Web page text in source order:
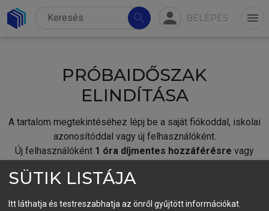
search person BELÉPÉS menu
PRÓBAIDŐSZAK
ELINDÍTÁSA
A tartalom megtekintéséhez lépj be a saját fiókoddal, iskolai
azonosítóddal vagy új felhasználóként.
Új felhasználóként 1 óra díjmentes hozzáférésre vagy
fiókoddal,vagy hozz létre új fiókot.
SÜTIK LISTÁJA
Itt láthatja és testreszabhatja az önről gyűjtött információkat.